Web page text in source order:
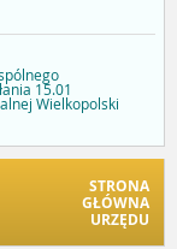
15.01
Wielkopolski
STRONA
GŁÓWNA
URZĘDU